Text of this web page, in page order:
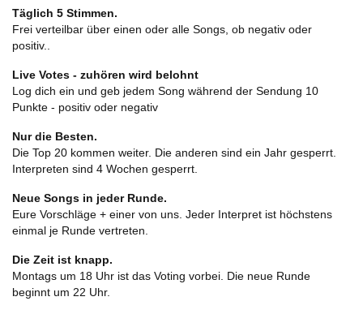
Täglich 5 Stimmen.
Frei verteilbar über einen oder alle Songs, ob negativ oder
positiv..
Live Votes - zuhören wird belohnt
Log dich ein und geb jedem Song während der Sendung 10
Punkte - positiv oder negativ
Nur die Besten.
Die Top 20 kommen weiter. Die anderen sind ein Jahr gesperrt.
Interpreten sind 4 Wochen gesperrt.
Neue Songs in jeder Runde.
Eure Vorschläge + einer von uns. Jeder Interpret ist höchstens
einmal je Runde vertreten.
Die Zeit ist knapp.
Montags um 18 Uhr ist das Voting vorbei. Die neue Runde
beginnt um 22 Uhr.